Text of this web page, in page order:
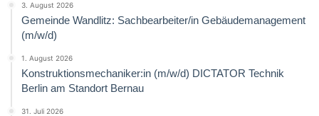
3. August 2026
Gemeinde Wandlitz: Sachbearbeiter/in Gebäudemanagement
(m/w/d)
1. August 2026
Konstruktionsmechaniker:in (m/w/d) DICTATOR Technik
Berlin am Standort Bernau
31. Juli 2026